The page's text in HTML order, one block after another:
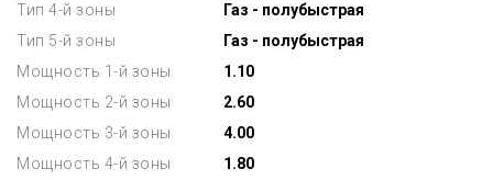
Тип 4-й зоны
Газ - полубыстрая
Тип 5-й зоны
Газ - полубыстрая
Мощность 1-й зоны
1.10
Мощность 2-й зоны
2.60
Мощность 3-й зоны
4.00
Мощность 4-й зоны
1.80